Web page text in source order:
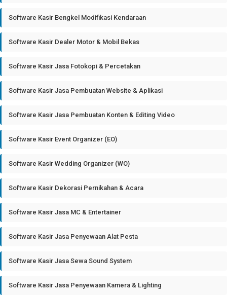
Software Kasir Bengkel Modifikasi Kendaraan
Software Kasir Dealer Motor & Mobil Bekas
Software Kasir Jasa Fotokopi & Percetakan
Software Kasir Jasa Pembuatan Website & Aplikasi
Software Kasir Jasa Pembuatan Konten & Editing Video
Software Kasir Event Organizer (EO)
Software Kasir Wedding Organizer (WO)
Software Kasir Dekorasi Pernikahan & Acara
Software Kasir Jasa MC & Entertainer
Software Kasir Jasa Penyewaan Alat Pesta
Software Kasir Jasa Sewa Sound System
Software Kasir Jasa Penyewaan Kamera & Lighting